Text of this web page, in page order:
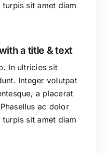
sit amet diam
a title & text
In ultricies sit
Integer volutpat
a placerat
ac dolor
sit amet diam